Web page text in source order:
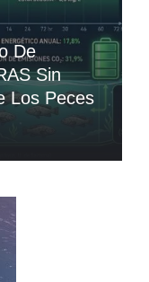
De
Sin
Los Peces